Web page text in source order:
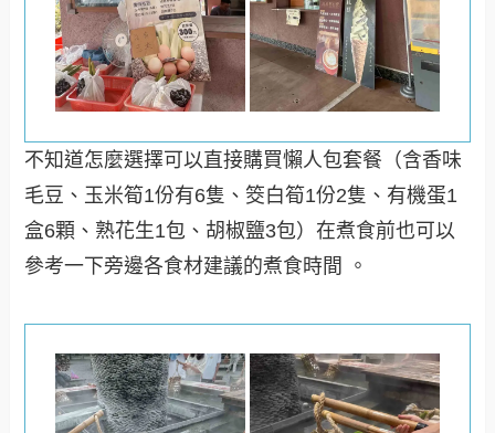
不知道怎麼選擇可以直接購買懶人包套餐（含香味
毛豆、玉米筍1份有6隻、筊白筍1份2隻、有機蛋1
盒6顆、熟花生1包、胡椒鹽3包）在煮食前也可以
參考一下旁邊各食材建議的煮食時間 。